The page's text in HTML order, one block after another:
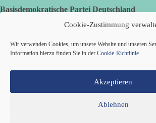
Cookie-Zustimmung
Wir verwenden Cookies, um unsere Website und unseren
Information hierzu finden Sie in der Cookie-Richtlinie.
Akzeptieren
Ablehnen
Auf
DieBasis
3 Tage(n) zuvor
der Partei dieBasis und Ratsherr in Kiel.
Basisdemokratische Partei Deutschland
IBAN: DE16 6539 0120 0434 1370 06
BIC: GENODES1EBI